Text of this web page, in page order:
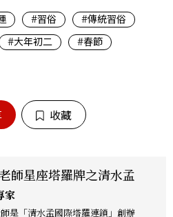
#習俗
#傳統習俗
#大年初二
#春節
收藏
師星座塔羅牌之清水孟
家
是「清水孟國際塔羅連鎖」創辦